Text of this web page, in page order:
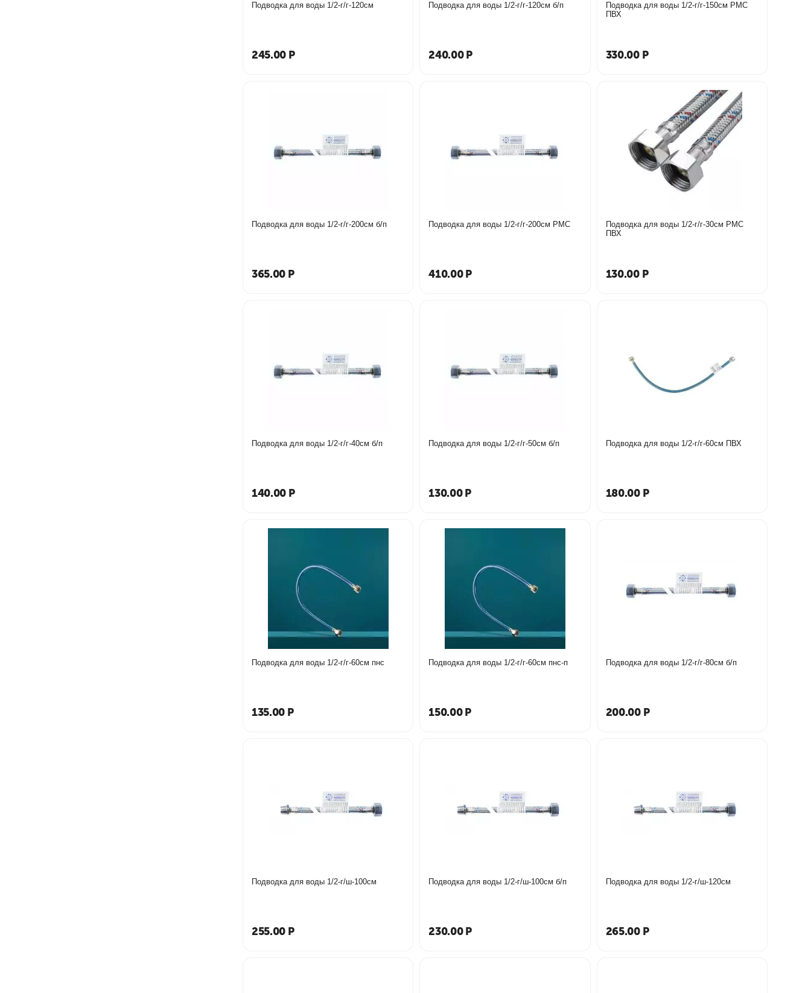
Подводка для воды 1/2-г/г-120см
245.00 Р
Подводка для воды 1/2-г/г-120см б/п
240.00 Р
Подводка для воды 1/2-г/г-150см РМС
ПВХ
330.00 Р
Подводка для воды 1/2-г/г-200см б/п
365.00 Р
Подводка для воды 1/2-г/г-200см РМС
410.00 Р
Подводка для воды 1/2-г/г-30см РМС
ПВХ
130.00 Р
Подводка для воды 1/2-г/г-40см б/п
140.00 Р
Подводка для воды 1/2-г/г-50см б/п
130.00 Р
Подводка для воды 1/2-г/г-60см ПВХ
180.00 Р
Подводка для воды 1/2-г/г-60см пнс
135.00 Р
Подводка для воды 1/2-г/г-60см пнс-п
150.00 Р
Подводка для воды 1/2-г/г-80см б/п
200.00 Р
Подводка для воды 1/2-г/ш-100см
255.00 Р
Подводка для воды 1/2-г/ш-100см б/п
230.00 Р
Подводка для воды 1/2-г/ш-120см
265.00 Р